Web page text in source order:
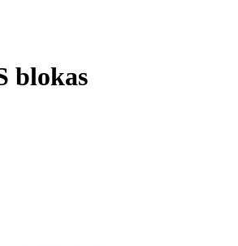
blokas